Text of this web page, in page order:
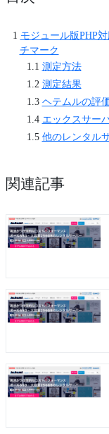
モジュール版PHP
チマーク
測定方法
測定結果
ヘテムルの評
エックスサー
他のレンタル
関連記事